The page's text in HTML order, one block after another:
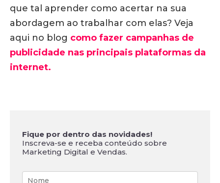
que tal aprender como acertar na sua
abordagem ao trabalhar com elas? Veja
aqui no blog como fazer campanhas de
publicidade nas principais plataformas da
internet.
Fique por dentro das novidades!
Inscreva-se e receba conteúdo sobre
Marketing Digital e Vendas.